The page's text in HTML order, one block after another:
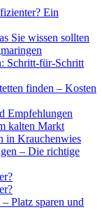
Ein
Sie wissen sollten
Schritt-für-Schritt
finden – Kosten
Empfehlungen
kalten Markt
in Krauchenwies
– Die richtige
Platz sparen und